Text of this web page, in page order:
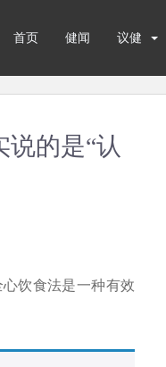
首页 健闻 议健
的是“认
饮食法是一种有效